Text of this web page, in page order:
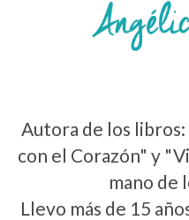
Autora de los libros:
con el Corazón" y
mano de
Llevo más de 15